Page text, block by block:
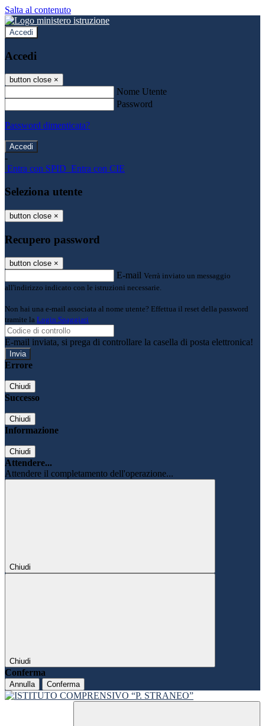
Salta al contenuto
Accedi
Accedi
button close ×
Nome Utente
Password
Password dimenticata?
-
Entra con SPID Entra con CIE
Seleziona utente
button close ×
Recupero password
button close ×
E-mail Verrà inviato un messaggio
all'indirizzo indicato con le istruzioni necessarie.
Non hai una e-mail associata al nome utente? Effettua il reset della password
tramite la Login Spaggiari
E-mail inviata, si prega di controllare la casella di posta elettronica!
Errore
Chiudi
Successo
Chiudi
Informazione
Chiudi
Attendere...
Attendere il completamento dell'operazione...
Chiudi
Chiudi
Conferma
Annulla Conferma